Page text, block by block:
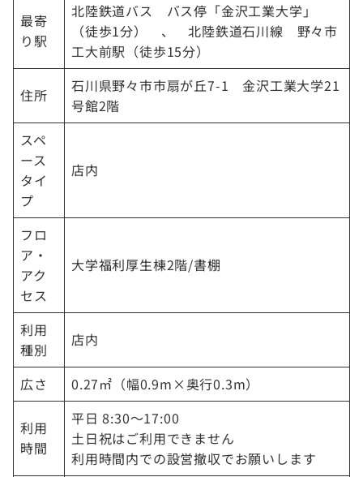
最寄
り駅
北陸鉄道バス バス停「金沢工業大学」
（徒歩1分） 、 北陸鉄道石川線 野々市
工大前駅（徒歩15分）
住所
石川県野々市市扇が丘7-1 金沢工業大学21
号館2階
スペ
ース
タイ
プ
店内
フロ
ア・
アク
セス
大学福利厚生棟2階/書棚
利用
種別
店内
広さ 0.27㎡（幅0.9m×奥行0.3m）
利用
時間
平日 8:30～17:00
土日祝はご利用できません
利用時間内での設営撤収でお願いします